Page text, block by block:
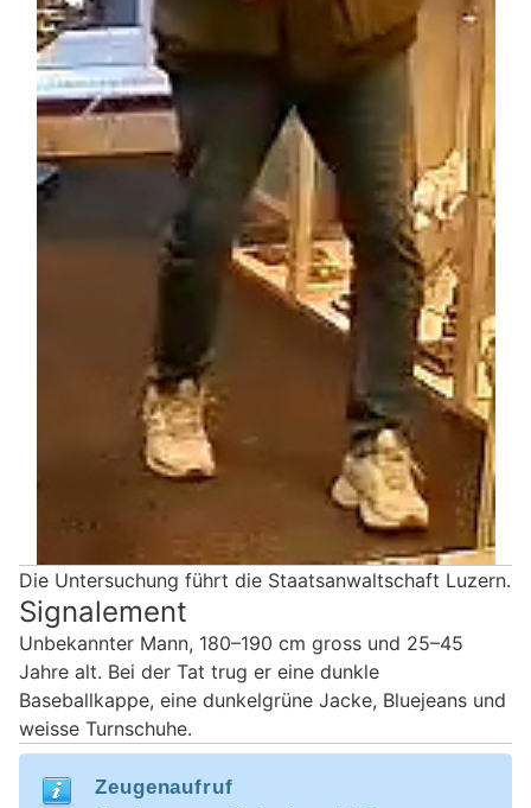
Die Untersuchung führt die Staatsanwaltschaft Luzern.
Signalement
Unbekannter Mann, 180–190 cm gross und 25–45
Jahre alt. Bei der Tat trug er eine dunkle
Baseballkappe, eine dunkelgrüne Jacke, Bluejeans und
weisse Turnschuhe.
Zeugenaufruf